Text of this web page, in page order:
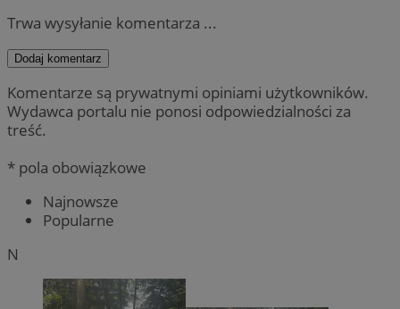
Trwa wysyłanie komentarza ...
Dodaj komentarz
Komentarze są prywatnymi opiniami użytkowników.
Wydawca portalu nie ponosi odpowiedzialności za
treść.
* pola obowiązkowe
Najnowsze
Popularne
N